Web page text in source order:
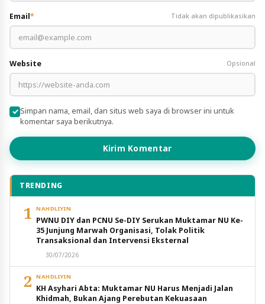
Email* Tidak akan dipublikasikan
Website Opsional
Simpan nama, email, dan situs web saya di browser ini untuk
komentar saya berikutnya.
Kirim Komentar
TRENDING
1 NAHDLIYIN
PWNU DIY dan PCNU Se-DIY Serukan Muktamar NU Ke-
35 Junjung Marwah Organisasi, Tolak Politik
Transaksional dan Intervensi Eksternal
30/07/2026
2 NAHDLIYIN
KH Asyhari Abta: Muktamar NU Harus Menjadi Jalan
Khidmah, Bukan Ajang Perebutan Kekuasaan